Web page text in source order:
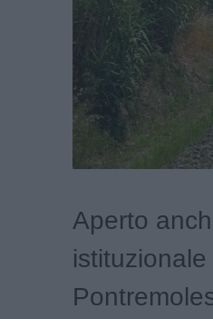
Aperto